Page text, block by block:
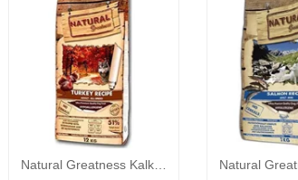
Natural Greatness Kalkoen Recipe Hond 12 kg